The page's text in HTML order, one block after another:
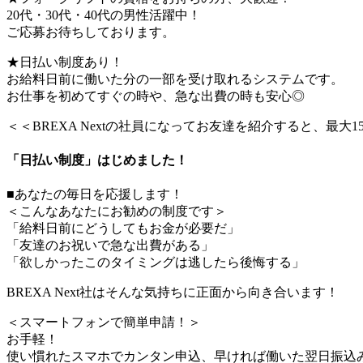
20代・30代・40代の男性活躍中！
ご応募お待ちしております。
★日払い制度あり！
お給料日前に働いた分の一部を受け取れるシステムです。
お仕事を初めてすぐの時や、急な出費の時も安心◎
＜＜BREXA Nextの社員になってお友達を紹介すると、最大
「日払い制度」はじめました！
■あなたの毎日を応援します！
＜こんなあなたにお勧めの制度です＞
「給料日前にどうしてもお金が必要だ」
「友達のお祝いで急な出費がある」
「欲しかったこのタイミングは逃したら後悔する」
BREXA Next社はそんな気持ちに正面から向き合います！
＜スマートフォンで簡単申請！＞
お手軽！
使い慣れたスマホでカンタン申込、早ければ働いた翌日振込